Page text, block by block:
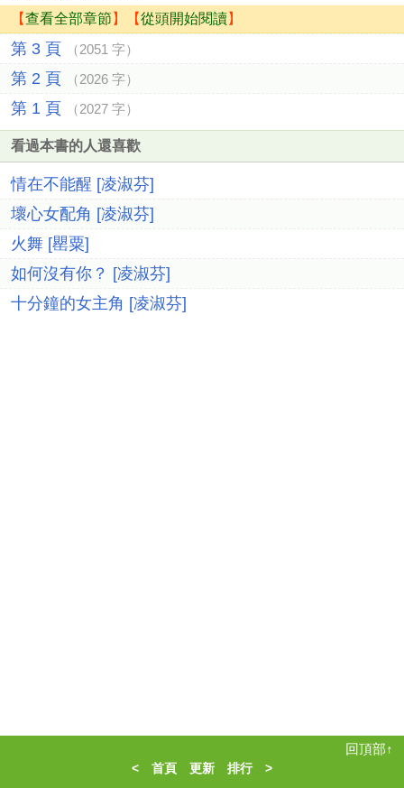
【查看全部章節 】【從頭開始閱讀】
第 3 頁 （2051 字）
第 2 頁 （2026 字）
第 1 頁 （2027 字）
看過本書的人還喜歡
情在不能醒 [凌淑芬]
壞心女配角 [凌淑芬]
火舞 [罌粟]
如何沒有你？ [凌淑芬]
十分鐘的女主角 [凌淑芬]
回頂部↑
< 首頁 更新 排行>